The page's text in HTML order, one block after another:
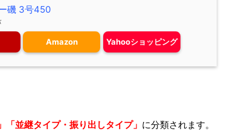
磯 3号450
Amazon Yahooショッピング
「並継タイプ・振り出しタイプ」 に分類されます。